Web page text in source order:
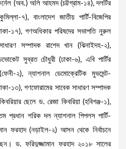
(অব.) অলি আহমদ (চট্টগ্রাম-১৪), দলটির
৭), বাংলাদেশ জাতীয় পার্টি-বিজেপির
১৭), গণঅধিকার পরিষদের সভাপতি নুরুল
সম্পাদক রাশেদ খান (ঝিনাইদহ-২),
সুব্রত চৌধুরী (ঢাকা-৬), এবি পার্টির
২), ন্যাশনাল ডেমোক্রেটিক মুভমেন্ট-
১৩), গণফোরামের সাবেক সাধারণ সম্পাদক
ছেলে ড. রেজা কিবরিয়া (হবিগঞ্জ-১),
প্রধান শরিক দল ন্যাশনাল পিপলস পার্টি-
ফরহাদ (নড়াইল-২) আসন থেকে নির্বাচনে
ড. ফরিদুজ্জামান ফরহাদ ২০১৮ সালের